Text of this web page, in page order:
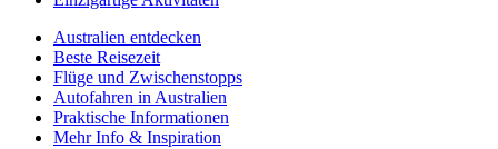
Australien entdecken
Beste Reisezeit
Flüge und Zwischenstopps
Autofahren in Australien
Praktische Informationen
Mehr Info & Inspiration